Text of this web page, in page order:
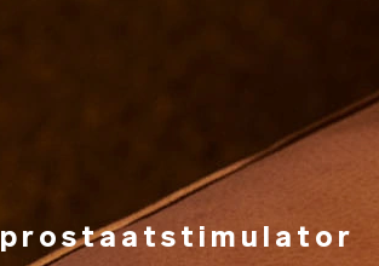
prostaatstimulator